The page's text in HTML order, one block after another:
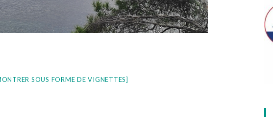
SOUS FORME DE VIGNETTES]